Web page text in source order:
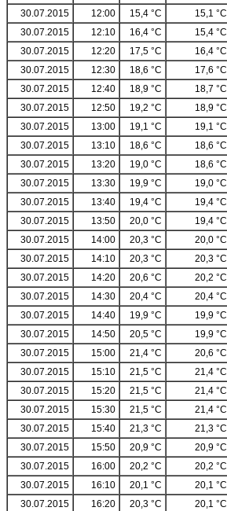
30.07.2015
12:00 15,4 °C 15,1 °C
30.07.2015
12:10 16,4 °C 15,4 °C
30.07.2015
12:20 17,5 °C 16,4 °C
30.07.2015
12:30 18,6 °C 17,6 °C
30.07.2015
12:40 18,9 °C 18,7 °C
30.07.2015
12:50 19,2 °C 18,9 °C
30.07.2015
13:00 19,1 °C 19,1 °C
30.07.2015
13:10 18,6 °C 18,6 °C
30.07.2015
13:20 19,0 °C 18,6 °C
30.07.2015
13:30 19,9 °C 19,0 °C
30.07.2015
13:40 19,4 °C 19,4 °C
30.07.2015
13:50 20,0 °C 19,4 °C
30.07.2015
14:00 20,3 °C 20,0 °C
30.07.2015
14:10 20,3 °C 20,3 °C
30.07.2015
14:20 20,6 °C 20,2 °C
30.07.2015
14:30 20,4 °C 20,4 °C
30.07.2015
14:40 19,9 °C 19,9 °C
30.07.2015
14:50 20,5 °C 19,9 °C
30.07.2015
15:00 21,4 °C 20,6 °C
30.07.2015
15:10 21,5 °C 21,4 °C
30.07.2015
15:20 21,5 °C 21,4 °C
30.07.2015
15:30 21,5 °C 21,4 °C
30.07.2015
15:40 21,3 °C 21,3 °C
30.07.2015
15:50 20,9 °C 20,9 °C
30.07.2015
16:00 20,2 °C 20,2 °C
30.07.2015
16:10 20,1 °C 20,1 °C
30.07.2015
16:20 20,3 °C 20,1 °C